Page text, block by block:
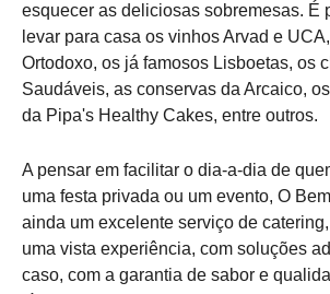
esquecer as deliciosas sobremesas. É
levar para casa os vinhos Arvad e
Ortodoxo, os já famosos Lisboetas, os
Saudáveis, as conservas da Arcaico,
da Pipa's Healthy Cakes, entre outros.
A pensar em facilitar o dia-a-dia de
uma festa privada ou um evento, O
ainda um excelente serviço de
uma vista experiência, com soluções
caso, com a garantia de sabor e